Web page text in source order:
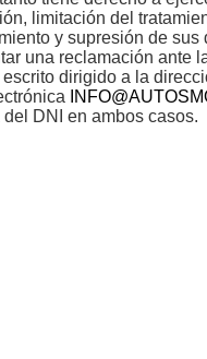
limitación del
y supresión de sus
una reclamación ante
dirigido a la
DNI en ambos casos.